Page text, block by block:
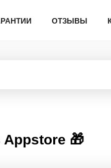
ОТЗЫВЫ
🎁